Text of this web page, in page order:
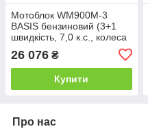
Мотоблок WM900M-3
BASIS бензиновий (3+1
швидкість, 7,0 к.с., колеса
26 076 ₴
Купити
Про нас